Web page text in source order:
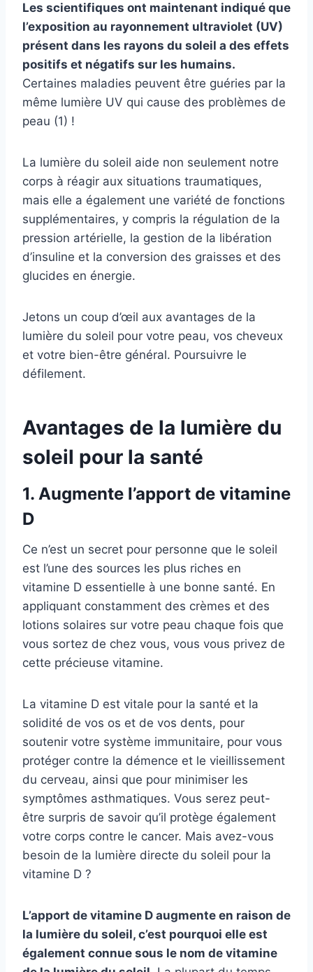
Les scientifiques ont maintenant indiqué que
l’exposition au rayonnement ultraviolet (UV)
présent dans les rayons du soleil a des effets
positifs et négatifs sur les humains.
Certaines maladies peuvent être guéries par la
même lumière UV qui cause des problèmes de
peau (1) !
La lumière du soleil aide non seulement notre
corps à réagir aux situations traumatiques,
mais elle a également une variété de fonctions
supplémentaires, y compris la régulation de la
pression artérielle, la gestion de la libération
d’insuline et la conversion des graisses et des
glucides en énergie.
Jetons un coup d’œil aux avantages de la
lumière du soleil pour votre peau, vos cheveux
et votre bien-être général. Poursuivre le
défilement.
Avantages de la lumière du
soleil pour la santé
1. Augmente l’apport de vitamine
D
Ce n’est un secret pour personne que le soleil
est l’une des sources les plus riches en
vitamine D essentielle à une bonne santé. En
appliquant constamment des crèmes et des
lotions solaires sur votre peau chaque fois que
vous sortez de chez vous, vous vous privez de
cette précieuse vitamine.
La vitamine D est vitale pour la santé et la
solidité de vos os et de vos dents, pour
soutenir votre système immunitaire, pour vous
protéger contre la démence et le vieillissement
du cerveau, ainsi que pour minimiser les
symptômes asthmatiques. Vous serez peut-
être surpris de savoir qu’il protège également
votre corps contre le cancer. Mais avez-vous
besoin de la lumière directe du soleil pour la
vitamine D ?
L’apport de vitamine D augmente en raison de
la lumière du soleil, c’est pourquoi elle est
également connue sous le nom de vitamine